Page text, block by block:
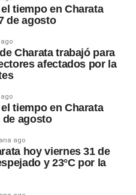
tiempo en Charata
de agosto
Charata trabajó para
afectados por la
tiempo en Charata
de agosto
ago
hoy viernes 31 de
y 23°C por la